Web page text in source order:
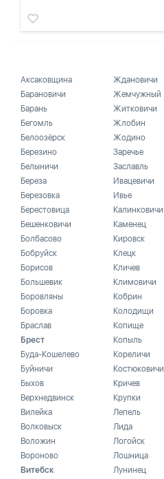
Аксаковщина
Барановичи
Барань
Бегомль
Белоозёрск
Березино
Белыничи
Береза
Березовка
Берестовица
Бешенковичи
Болбасово
Бобруйск
Борисов
Большевик
Боровляны
Боровка
Браслав
Брест
Буда-Кошелево
Буйничи
Быхов
Верхнедвинск
Вилейка
Волковыск
Воложин
Вороново
Витебск
Ждановичи
Жемчужный
Житковичи
Жлобин
Жодино
Заречье
Заславль
Ивацевичи
Ивье
Калинковичи
Каменец
Кировск
Клецк
Кличев
Климовичи
Кобрин
Колодищи
Копище
Копыль
Кореличи
Костюковичи
Кричев
Крупки
Лепель
Лида
Логойск
Лошница
Лунинец